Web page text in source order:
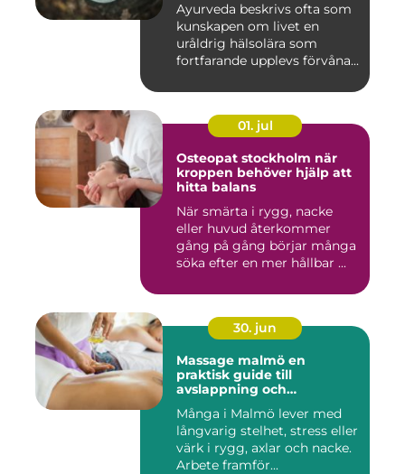
Ayurveda beskrivs ofta som
kunskapen om livet en
uråldrig hälsolära som
fortfarande upplevs förvåna...
01. jul
Osteopat stockholm när
kroppen behöver hjälp att
hitta balans
När smärta i rygg, nacke
eller huvud återkommer
gång på gång börjar många
söka efter en mer hållbar ...
30. jun
Massage malmö en
praktisk guide till
avslappning och
Många i Malmö lever med
långvarig stelhet, stress eller
värk i rygg, axlar och nacke.
Arbete framför...